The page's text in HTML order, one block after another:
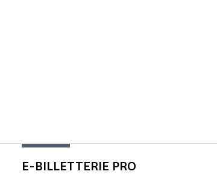
E-BILLETTERIE PRO